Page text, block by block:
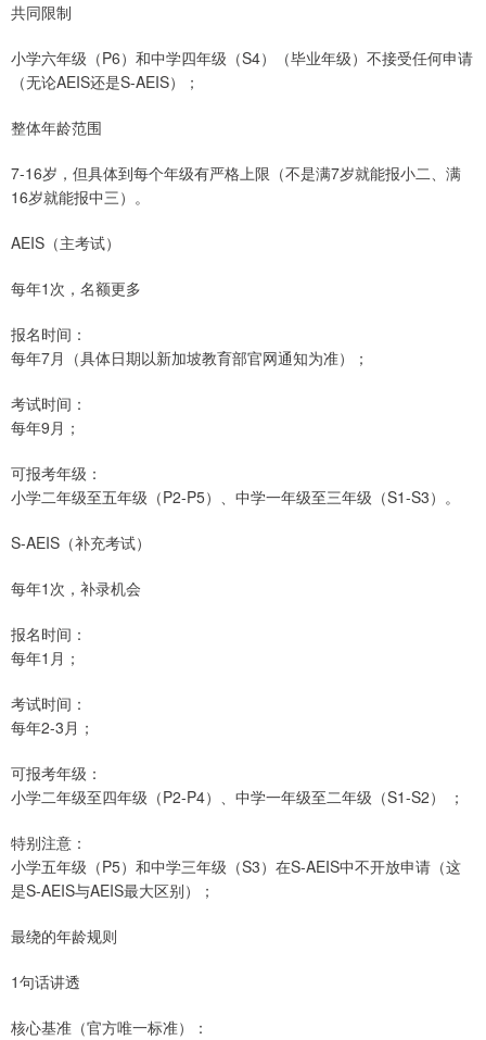
共同限制
小学六年级（P6）和中学四年级（S4）（毕业年级）不接受任何申请
（无论AEIS还是S-AEIS）；
整体年龄范围
7-16岁，但具体到每个年级有严格上限（不是满7岁就能报小二、满
16岁就能报中三）。
AEIS（主考试）
每年1次，名额更多
报名时间：
每年7月（具体日期以新加坡教育部官网通知为准）；
考试时间：
每年9月；
可报考年级：
小学二年级至五年级（P2-P5）、中学一年级至三年级（S1-S3）。
S-AEIS（补充考试）
每年1次，补录机会
报名时间：
每年1月；
考试时间：
每年2-3月；
可报考年级：
小学二年级至四年级（P2-P4）、中学一年级至二年级（S1-S2） ；
特别注意：
小学五年级（P5）和中学三年级（S3）在S-AEIS中不开放申请（这
是S-AEIS与AEIS最大区别）；
最绕的年龄规则
1句话讲透
核心基准（官方唯一标准）：